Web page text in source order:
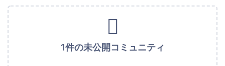
1件の未公開コミュニティ